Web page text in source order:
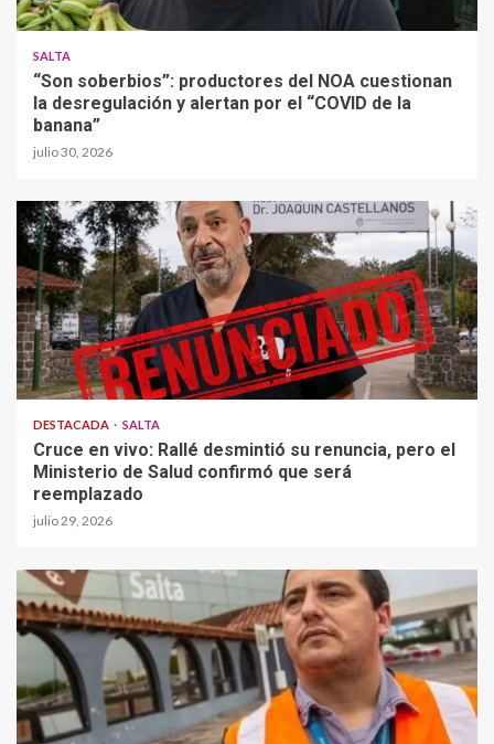
SALTA
“Son soberbios”: productores del NOA cuestionan
la desregulación y alertan por el “COVID de la
banana”
julio 30, 2026
DESTACADA SALTA
Cruce en vivo: Rallé desmintió su renuncia, pero el
Ministerio de Salud confirmó que será
reemplazado
julio 29, 2026